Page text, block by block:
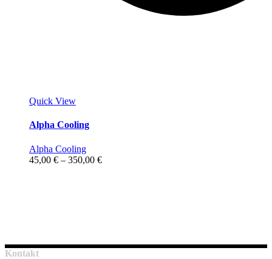
Quick View
Alpha Cooling
Alpha Cooling
45,00 € – 350,00 €Preisspanne:
Kontakt